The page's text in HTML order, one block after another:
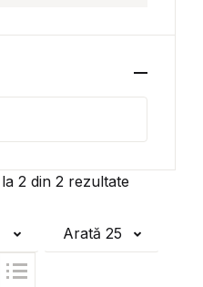
la 2din 2rezultate
Arată 25